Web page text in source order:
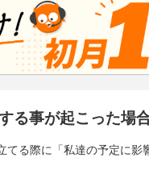
る事が起こった場
てる際に「私達の予定に